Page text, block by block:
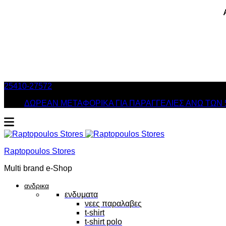
25410-27572
ΔΩΡΕΑΝ ΜΕΤΑΦΟΡΙΚΑ ΓΙΑ ΠΑΡΑΓΓΕΛΙΕΣ ΑΝΩ ΤΩΝ
Raptopoulos Stores
Multi brand e-Shop
ανδρικα
ενδυματα
νεες παραλαβες
t-shirt
t-shirt polo